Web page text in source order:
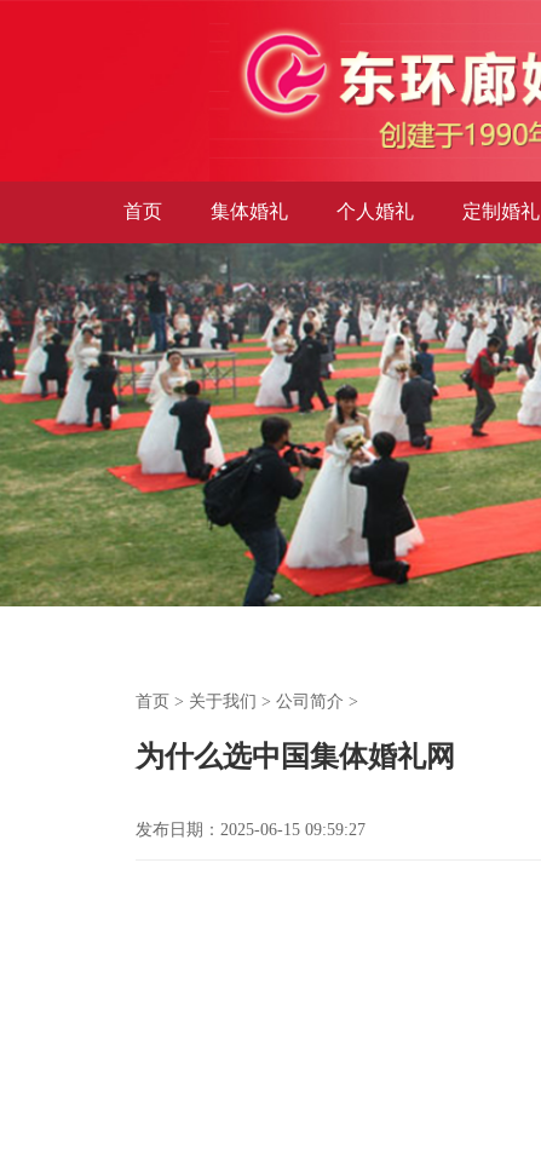
首页 集体婚礼 个人婚礼 定制婚礼
首页 > 关于我们 > 公司简介 >
为什么选中国集体婚礼网
发布日期：2025-06-15 09:59:27